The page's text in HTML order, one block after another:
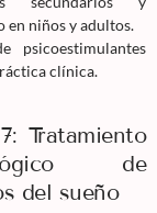
en niños y adultos.
psicoestimulantes
clínica.
Tratamiento
de
del sueño